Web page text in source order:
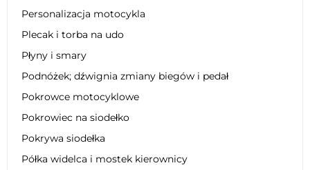
Personalizacja motocykla
Plecak i torba na udo
Płyny i smary
Podnóżek; dźwignia zmiany biegów i pedał
Pokrowce motocyklowe
Pokrowiec na siodełko
Pokrywa siodełka
Półka widelca i mostek kierownicy